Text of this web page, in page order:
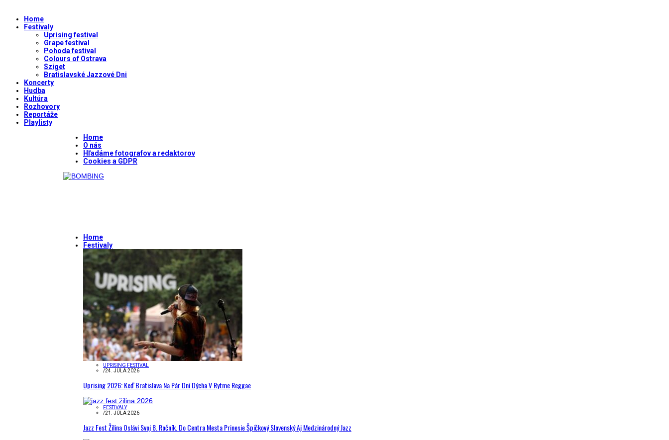
Home
Festivaly
Uprising festival
Grape festival
Pohoda festival
Colours of Ostrava
Sziget
Bratislavské Jazzové Dni
Koncerty
Hudba
Kultúra
Rozhovory
Reportáže
Playlisty
Home
O nás
Hľadáme fotografov a redaktorov
Cookies a GDPR
Home
Festivaly
UPRISING FESTIVAL
/24. JÚLA 2026
Uprising 2026: Keď Bratislava Na Pár Dní Dýcha V Rytme Reggae
FESTIVALY
/21. JÚLA 2026
Jazz Fest Žilina Oslávi Svoj 8. Ročník. Do Centra Mesta Prinesie Špičkový Slovenský Aj Medzinárodný Jazz